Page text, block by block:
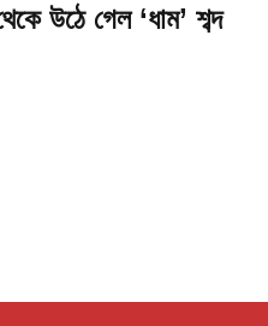
উঠে গেল ‘ধাম’ শব্দ